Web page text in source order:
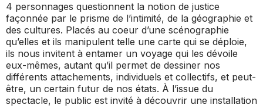
4 personnages questionnent la notion de justice
façonnée par le prisme de l’intimité, de la géographie et
des cultures. Placés au coeur d’une scénographie
qu’elles et ils manipulent telle une carte qui se déploie,
ils nous invitent à entamer un voyage qui les dévoile
eux-mêmes, autant qu’il permet de dessiner nos
différents attachements, individuels et collectifs, et peut-
être, un certain futur de nos états. À l’issue du
spectacle, le public est invité à découvrir une installation